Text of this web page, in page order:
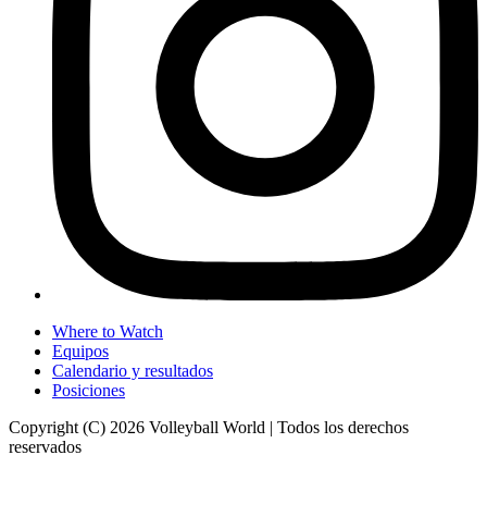
Where to Watch
Equipos
Calendario y resultados
Posiciones
Copyright (C) 2026 Volleyball World | Todos los derechos
reservados